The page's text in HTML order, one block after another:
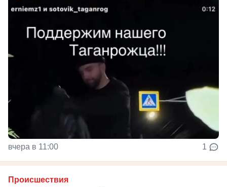
вчера в 11:00 1
Происшествия